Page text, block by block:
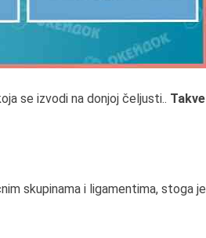
se izvodi na donjoj čeljusti.. Takve
skupinama i ligamentima, stoga je